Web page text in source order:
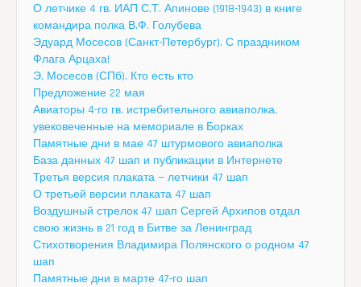
О летчике 4 гв. ИАП С.Т. Апинове (1918-1943) в книге
командира полка В.Ф. Голубева
Эдуард Мосесов (Санкт-Петербург). С праздником
Флага Арцаха!
Э. Мосесов (СПб). Кто есть кто
Предложение 22 мая
Авиаторы 4-го гв. истребительного авиаполка,
увековеченные на мемориале в Борках
Памятные дни в мае 47 штурмового авиаполка
База данных 47 шап и публикации в Интернете
Третья версия плаката — летчики 47 шап
О третьей версии плаката 47 шап
Воздушный стрелок 47 шап Сергей Архипов отдал
свою жизнь в 21 год в Битве за Ленинград
Стихотворения Владимира Полянского о родном 47
шап
Памятные дни в марте 47-го шап